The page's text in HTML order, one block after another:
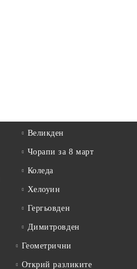
Великден
Чорапи за 8 март
Коледа
Хелоуин
Гергьовден
Димитровден
Геометрични
Открий разликите